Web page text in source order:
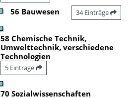
56 Bauwesen 34 Einträge
58 Chemische Technik,
Umwelttechnik, verschiedene
Technologien
5 Einträge
70 Sozialwissenschaften